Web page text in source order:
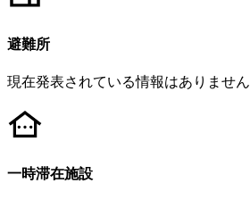
避難所
現在発表されている情報はありません
一時滞在施設